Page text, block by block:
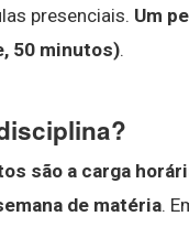
presenciais. Um
50 minutos).
são a carga
de matéria.